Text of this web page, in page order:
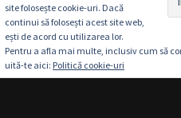
site folosește cookie-uri. Dacă
continui să folosești acest site web,
ești de acord cu utilizarea lor.
Pentru a afla mai multe, inclusiv cum să
uită-te aici: Politică cookie-uri